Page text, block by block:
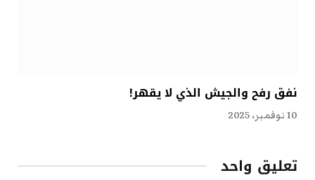
نفق رفح والجيش الذي لا يقهر!
10 نوفمبر، 2025
تعليق واحد